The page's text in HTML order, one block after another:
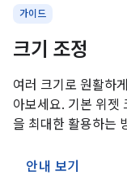
가이드
크기 조정
여러 크기로 원활하
아보세요. 기본 위젯
을 최대한 활용하는
안내 보기